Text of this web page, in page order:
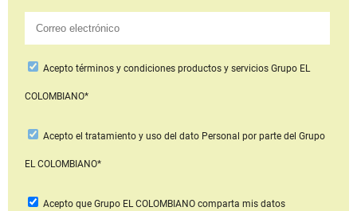
Aceptotérminos y condiciones productos y serviciosGrupo EL
COLOMBIANO*
Acepto el tratamiento y uso del dato Personal por parte del Grupo
EL COLOMBIANO*
Acepto que Grupo EL COLOMBIANOcomparta mis datos